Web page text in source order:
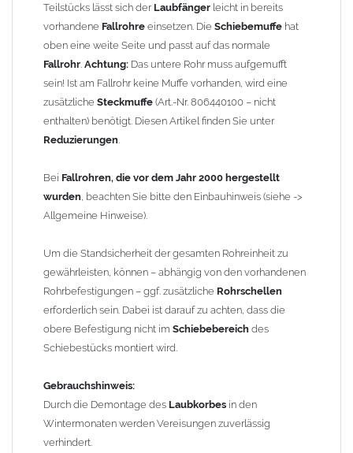
Material: Zink (Titanzink)
Länge: ca. 250 mm
Gewicht: 0,55 kg
Allgemeine Hinweise / Informationen:
Bei allen Angaben von
Spurenelementen von Titan und Kupfer. Durch die
Legierungsbestandteile ändern sich die Materialeigenschaften
und das Titanzinkblech kann dadurch verformt und gekantet
Wegen derelektrochemischen Kontaktkorrosiondürfen
Kupferbauteile nicht mit Zink, Aluminium oder verzinkten
Bauteilen zusammen verbaut werden. Diese Metalle werden
durch Kupferionen stark angegriffen, insbesondere wenn
Regenwasser von Kupfer auf sie fließt. Lösung: Materialien
Wasserfluss so lenken, dass er nur von Zink, Aluminium und
verzinkten Bauteilen in Richtung Kupfer verläuft.Richtige
Kombinationen ->Zink, Aluminium und verzinkte Bauteile
können miteinander verbaut werden, da sie in der
Teilstücks lässt sich der Laubfänger leicht in bereits
vorhandene Fallrohre einsetzen. Die Schiebemuffe hat
oben eine weite Seite und passt auf das normale
Fallrohr. Achtung: Das untere Rohr muss aufgemufft
sein! Ist am Fallrohr keine Muffe vorhanden, wird eine
zusätzliche Steckmuffe (Art.-Nr. 806440100 – nicht
enthalten) benötigt. Diesen Artikel finden Sie unter
Reduzierungen.
Bei Fallrohren, die vor dem Jahr 2000 hergestellt
wurden, beachten Sie bitte den Einbauhinweis (siehe ->
Allgemeine Hinweise).
Um die Standsicherheit der gesamten Rohreinheit zu
gewährleisten, können – abhängig von den vorhandenen
Rohrbefestigungen – ggf. zusätzliche Rohrschellen
erforderlich sein. Dabei ist darauf zu achten, dass die
obere Befestigung nicht im Schiebebereich des
Schiebestücks montiert wird.
Gebrauchshinweis:
Durch die Demontage des Laubkorbes in den
Wintermonaten werden Vereisungen zuverlässig
verhindert.